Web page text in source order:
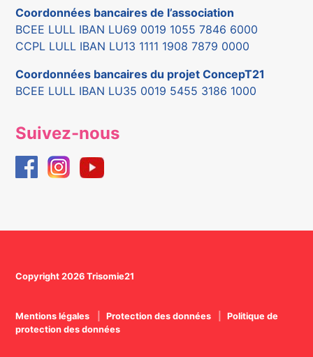
Coordonnées bancaires de l’association
BCEE LULL IBAN LU69 0019 1055 7846 6000
CCPL LULL IBAN LU13 1111 1908 7879 0000
Coordonnées bancaires du projet ConcepT21
BCEE LULL IBAN LU35 0019 5455 3186 1000
Suivez-nous
Copyright 2026 Trisomie21
Mentions légales Protection des données
Politique de
protection des données